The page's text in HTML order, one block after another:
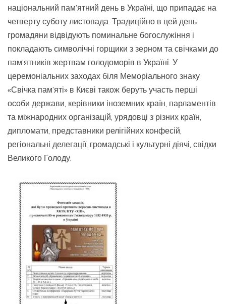
національний пам’ятний день в Україні, що припадає на
четверту суботу листопада. Традиційно в цей день
громадяни відвідують поминальне богослужіння і
покладають символічні горщики з зерном та свічками до
пам’ятників жертвам голодоморів в Україні. У
церемоніальних заходах біля Меморіального знаку
«Свічка пам’яті» в Києві також беруть участь перші
особи держави, керівники іноземних країн, парламентів
та міжнародних організацій, урядовці з різних країн,
дипломати, представники релігійних конфесій,
регіональні делегації, громадські і культурні діячі, свідки
Великого Голоду.